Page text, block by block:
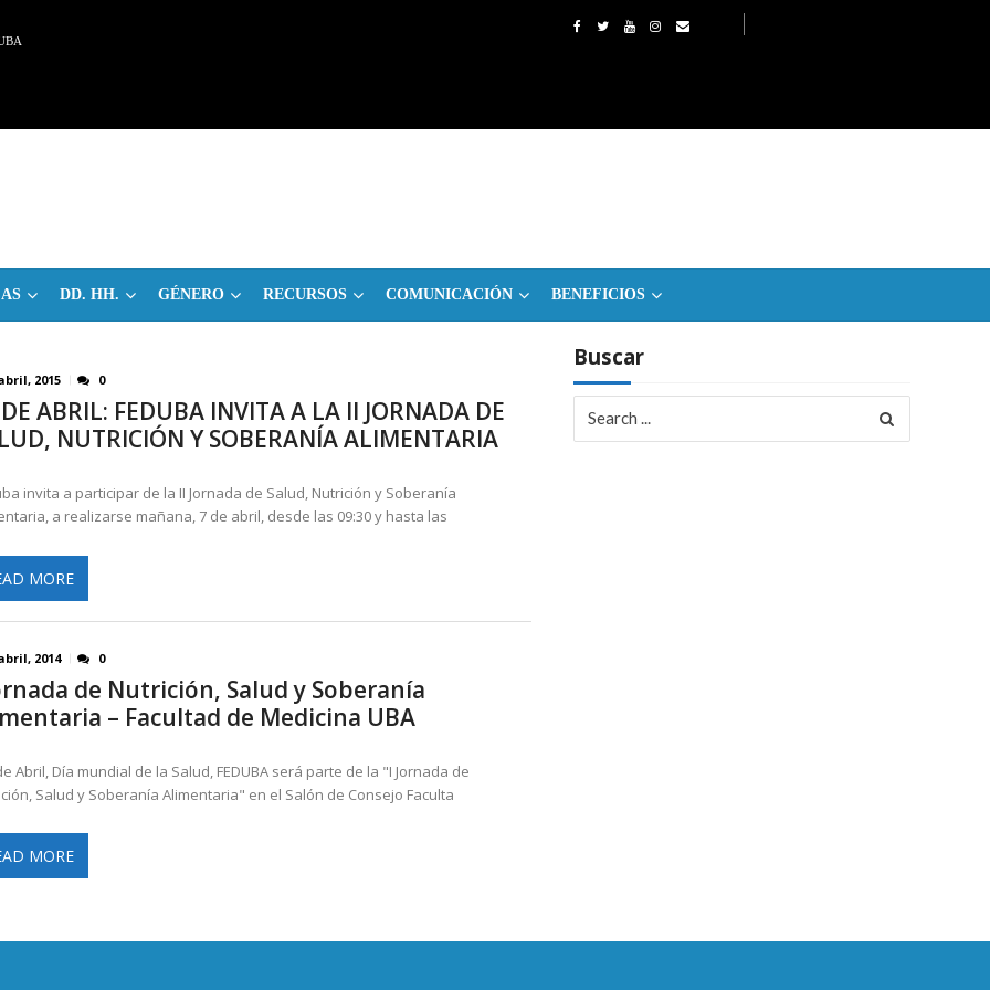
DD. HH. GÉNERO RECURSOS COMUNICACIÓN BENEFICIOS
2015 0
ABRIL: FEDUBA INVITA A LA II JORNADA DE
NUTRICIÓN Y SOBERANÍA ALIMENTARIA
invita a participar de la II Jornada de Salud, Nutrición y Soberanía
a realizarse mañana, 7 de abril, desde las 09:30 y hasta las
MORE
2014 0
de Nutrición, Salud y Soberanía
– Facultad de Medicina UBA
Abril, Día mundial de la Salud, FEDUBA será parte de la "I Jornada de
Salud y Soberanía Alimentaria" en el Salón de Consejo Faculta
MORE
Buscar
for: